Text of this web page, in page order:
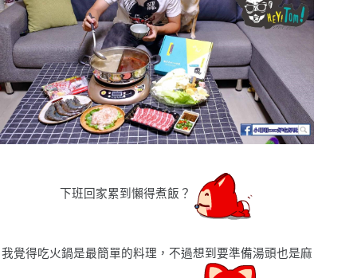
下班回家累到懶得煮飯？
我覺得吃火鍋是最簡單的料理，不過想到要準備湯頭也是麻